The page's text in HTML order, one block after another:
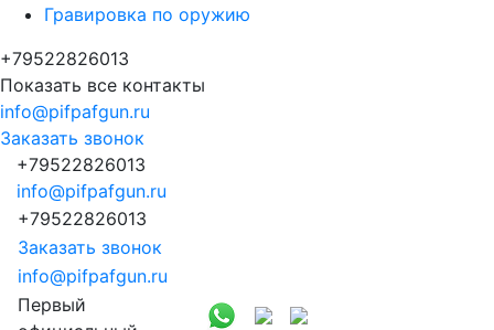
Гравировка по оружию
+79522826013
Показать все контакты
info@pifpafgun.ru
Заказать звонок
+79522826013
info@pifpafgun.ru
+79522826013
Заказать звонок
info@pifpafgun.ru
Первый